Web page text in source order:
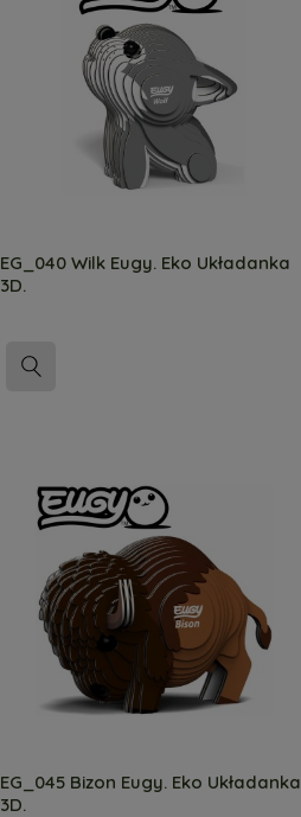
EG_040 Wilk Eugy. Eko Układanka
3D.
EG_045 Bizon Eugy. Eko Układanka
3D.